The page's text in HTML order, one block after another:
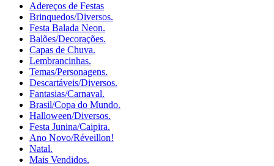
Adereços de Festas
Brinquedos/Diversos.
Festa Balada Neon.
Balões/Decorações.
Capas de Chuva.
Lembrancinhas.
Temas/Personagens.
Descartáveis/Diversos.
Fantasias/Carnaval.
Brasil/Copa do Mundo.
Halloween/Diversos.
Festa Junina/Caipira.
Ano Novo/Réveillon!
Natal.
Mais Vendidos.